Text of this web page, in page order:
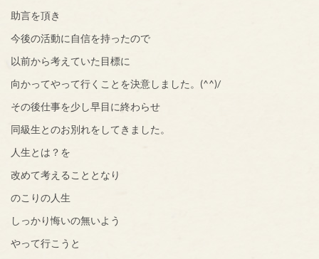
助言を頂き
今後の活動に自信を持ったので
以前から考えていた目標に
向かってやって行くことを決意しました。(^^)/
その後仕事を少し早目に終わらせ
同級生とのお別れをしてきました。
人生とは？を
改めて考えることとなり
のこりの人生
しっかり悔いの無いよう
やって行こうと